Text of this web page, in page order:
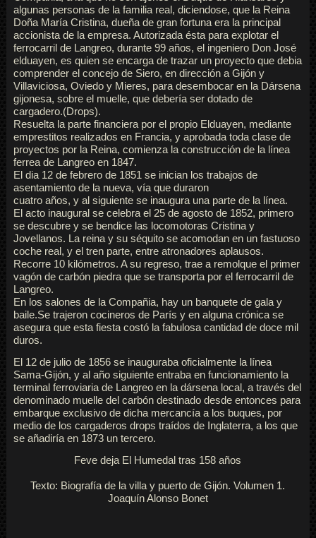
algunas personas de la familia real, diciendose, que la Reina
Doña María Cristina, dueña de gran fortuna era la principal
accionista de la empresa. Autorizada ésta para explotar el
ferrocarril de Langreo, durante 99 años, el ingeniero Don José
elduayen, es quien se encarga de trazar un proyecto que debia
comprender el concejo de Siero, en dirección a Gijón y
Villaviciosa, Oviedo y Mieres, para desembocar en la Dársena
gijonesa, sobre el muelle, que debería ser dotado de
cargadero.(Drops).
Resuelta la parte financiera por el propio Elduayen, mediante
emprestitos realizados en Francia, y aprobada toda clase de
proyectos por la Reina, comienza la construcción de la línea
ferrea de Langreo en 1847.
El dia 12 de febrero de 1851 se inician los trabajos de
asentamiento de la nueva, vía que duraron
cuatro años, y al siguiente se inaugura una parte de la línea.
El acto inaugural se celebra el 25 de agosto de 1852, primero
se descubre y se bendice las locomotoras Cristina y
Jovellanos. La reina y su séquito se acomodan en un fastuoso
coche real, y el tren parte, entre atronadores aplausos.
Recorre 10 kilómetros. A su regreso, trae a remolque el primer
vagón de carbón piedra que se transporta por el ferrocarril de
Langreo.
En los salones de la Compañia, hay un banquete de gala y
baile.Se trajeron cocineros de París y en alguna crónica se
asegura que esta fiesta costó la fabulosa cantidad de doce mil
duros.
El 12 de julio de 1856 se inauguraba oficialmente la línea
Sama-Gijón, y al año siguiente entraba en funcionamiento la
terminal ferroviaria de Langreo en la dársena local, a través del
denominado muelle del carbón destinado desde entonces para
embarque exclusivo de dicha mercancía a los buques, por
medio de los cargaderos drops traídos de Inglaterra, a los que
se añadiría en 1873 un tercero.
Feve deja El Humedal tras 158 años
Texto: Biografía de la villa y puerto de Gijón. Volumen 1.
Joaquín Alonso Bonet